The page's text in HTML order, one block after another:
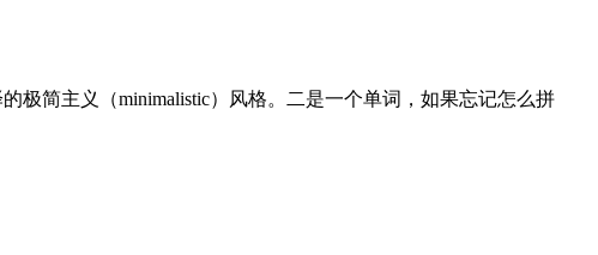
极简主义（minimalistic）风格。二是一个单词，如果忘记怎么拼